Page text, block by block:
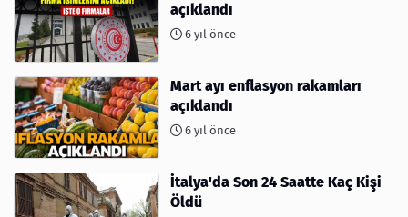
açıklandı
6 yıl önce
Mart ayı enflasyon rakamları
açıklandı
6 yıl önce
İtalya'da Son 24 Saatte Kaç Kişi
Öldü